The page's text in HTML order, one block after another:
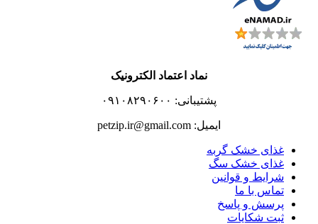
نماد اعتماد الکترونیک
پشتیبانی: ۰۹۱۰۸۲۹۰۶۰۰
ایمیل: petzip.ir@gmail.com
غذای خشک گربه
غذای خشک سگ
شرایط و قوانین
تماس با ما
پرسش و پاسخ
ثبت شکایات